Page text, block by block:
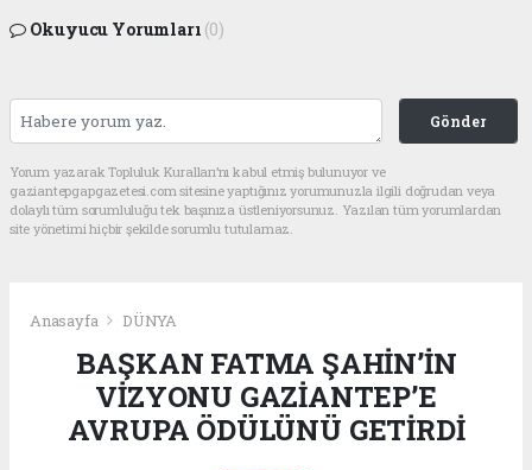
Okuyucu Yorumları (0)
Gönder
Yorum yazarak Topluluk Kuralları’nı kabul etmiş bulunuyor ve
gaziantepgapgazetesi.com sitesine yaptığınız yorumunuzla ilgili doğrudan veya
dolaylı tüm sorumluluğu tek başınıza üstleniyorsunuz. Yazılan tüm yorumlardan
site yönetimi hiçbir şekilde sorumlu tutulamaz.
Anasayfa DÜNYA
BAŞKAN FATMA ŞAHİN’İN
VİZYONU GAZİANTEP’E
AVRUPA ÖDÜLÜNÜ GETİRDİ